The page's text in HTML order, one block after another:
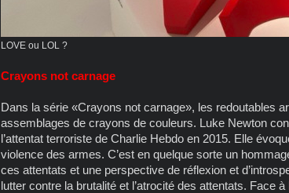
LOVE ou LOL ?
Crayons not carnage
Dans la série «Crayons not carnage», les redoutables
assemblages de crayons de couleurs. Luke Newton
l’attentat terroriste de Charlie Hebdo en 2015. Elle
violence des armes. C’est en quelque sorte un
ces attentats et une perspective de réflexion et
lutter contre la brutalité et l’atrocité des attentats. Face